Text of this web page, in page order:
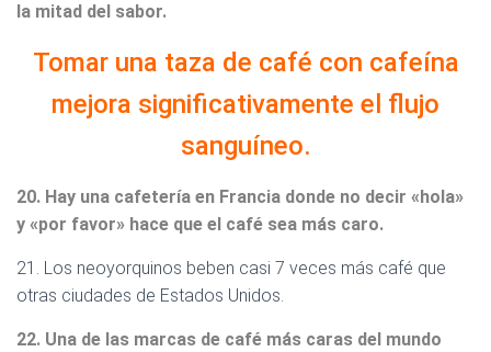
la mitad del sabor.
Tomar una taza de café con cafeína
mejora significativamente el flujo
sanguíneo.
20. Hay una cafetería en Francia donde no decir «hola»
y «por favor» hace que el café sea más caro.
21. Los neoyorquinos beben casi 7 veces más café que
otras ciudades de Estados Unidos.
22. Una de las marcas de café más caras del mundo